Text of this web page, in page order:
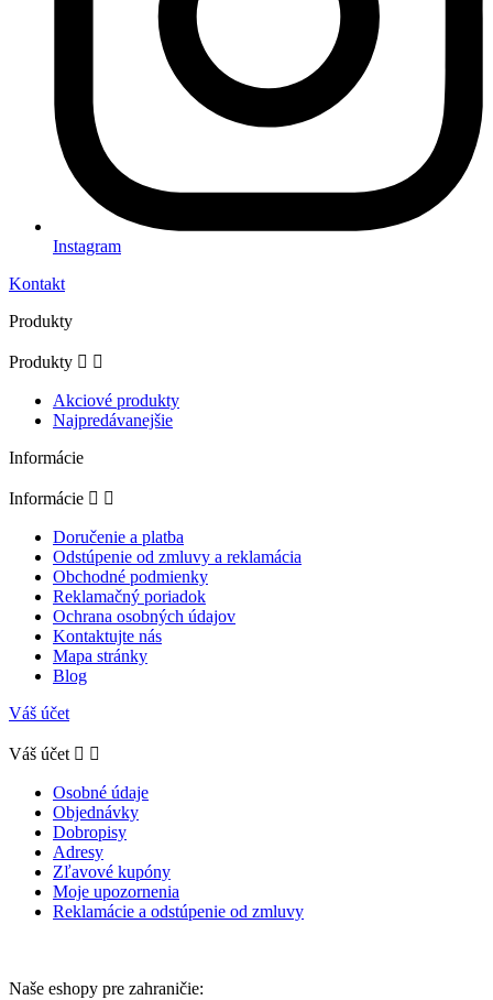
Instagram
Kontakt
Produkty
Produkty  
Akciové produkty
Najpredávanejšie
Informácie
Informácie  
Doručenie a platba
Odstúpenie od zmluvy a reklamácia
Obchodné podmienky
Reklamačný poriadok
Ochrana osobných údajov
Kontaktujte nás
Mapa stránky
Blog
Váš účet
Váš účet  
Osobné údaje
Objednávky
Dobropisy
Adresy
Zľavové kupóny
Moje upozornenia
Reklamácie a odstúpenie od zmluvy
Naše eshopy pre zahraničie: